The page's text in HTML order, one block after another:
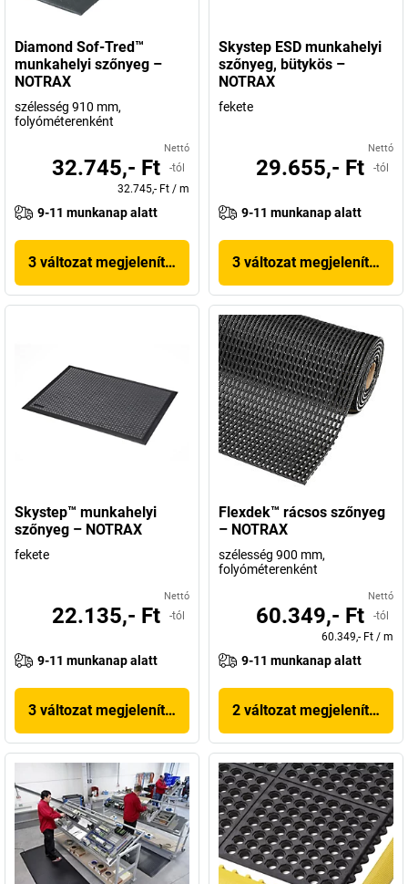
Diamond Sof-Tred™
munkahelyi szőnyeg –
NOTRAX
szélesség 910 mm,
folyóméterenként
Nettó
32.745,- Ft
-tól
32.745,- Ft / m
9-11 munkanap alatt
3 változat megjelenítése
Skystep ESD munkahelyi
szőnyeg, bütykös –
NOTRAX
fekete
Nettó
29.655,- Ft -tól
9-11 munkanap alatt
3 változat megjelenítése
Skystep™ munkahelyi
szőnyeg – NOTRAX
fekete
Nettó
22.135,- Ft -tól
9-11 munkanap alatt
3 változat megjelenítése
Flexdek™ rácsos szőnyeg
– NOTRAX
szélesség 900 mm,
folyóméterenként
Nettó
60.349,- Ft
-tól
60.349,- Ft / m
9-11 munkanap alatt
2 változat megjelenítése